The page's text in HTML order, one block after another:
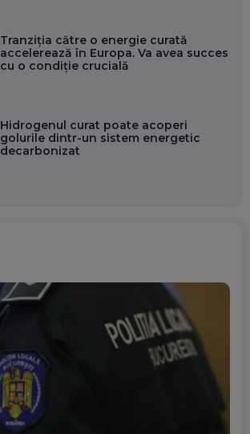
Tranziția către o energie curată
accelerează în Europa. Va avea succes
cu o condiție crucială
Hidrogenul curat poate acoperi
golurile dintr-un sistem energetic
decarbonizat